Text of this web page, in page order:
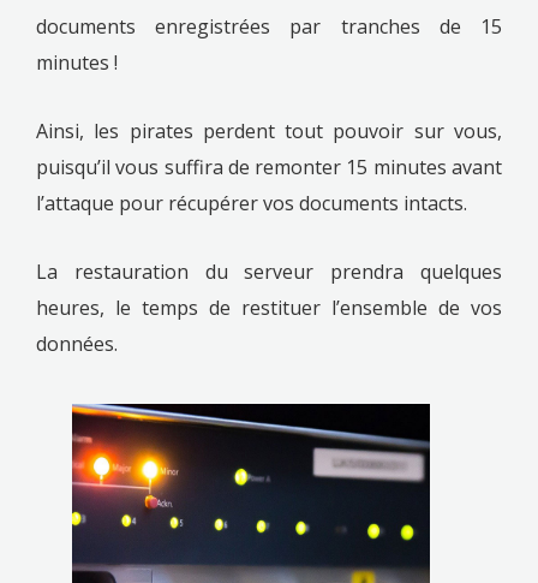
documents enregistrées par tranches de 15
minutes !
Ainsi, les pirates perdent tout pouvoir sur vous,
puisqu’il vous suffira de remonter 15 minutes avant
l’attaque pour récupérer vos documents intacts.
La restauration du serveur prendra quelques
heures, le temps de restituer l’ensemble de vos
données.